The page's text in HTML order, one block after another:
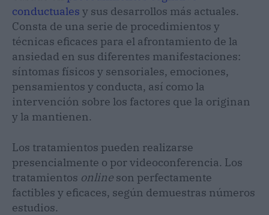
conductuales y sus desarrollos más actuales.
Consta de una serie de procedimientos y
técnicas eficaces para el afrontamiento de la
ansiedad en sus diferentes manifestaciones:
síntomas físicos y sensoriales, emociones,
pensamientos y conducta, así como la
intervención sobre los factores que la originan
y la mantienen.
Los tratamientos pueden realizarse
presencialmente o por videoconferencia. Los
tratamientos online son perfectamente
factibles y eficaces, según demuestras números
estudios.